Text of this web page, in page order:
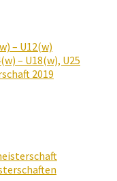
– U12(w)
– U18(w), U25
2019